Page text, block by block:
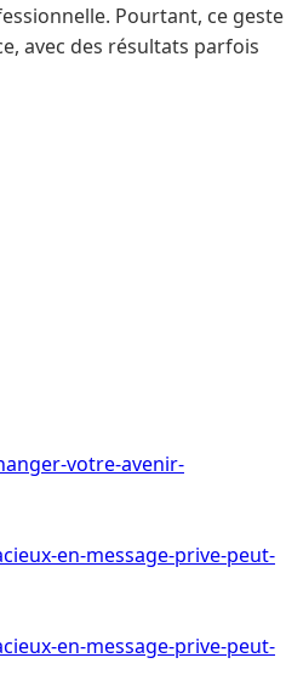
Pourtant, ce geste
avec des résultats parfois
votre-avenir-
en-message-prive-peut-
en-message-prive-peut-